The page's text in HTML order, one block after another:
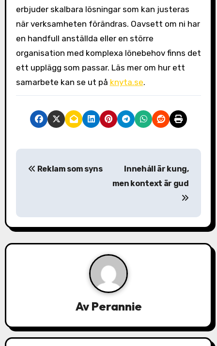
erbjuder skalbara lösningar som kan justeras
när verksamheten förändras. Oavsett om ni har
en handfull anställda eller en större
organisation med komplexa lönebehov finns det
ett upplägg som passar. Läs mer om hur ett
samarbete kan se ut på knyta.se.
I
ä
g
v
Reklam som syns
Innehåll är kung,
men kontext är gud
Av Perannie